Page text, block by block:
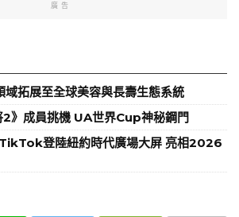
廣告
拓展至全球美容與長壽生態系統
》成員挑機 UA世界Cup神秘鋼門
登陸紐約時代廣場大屏 亮相2026